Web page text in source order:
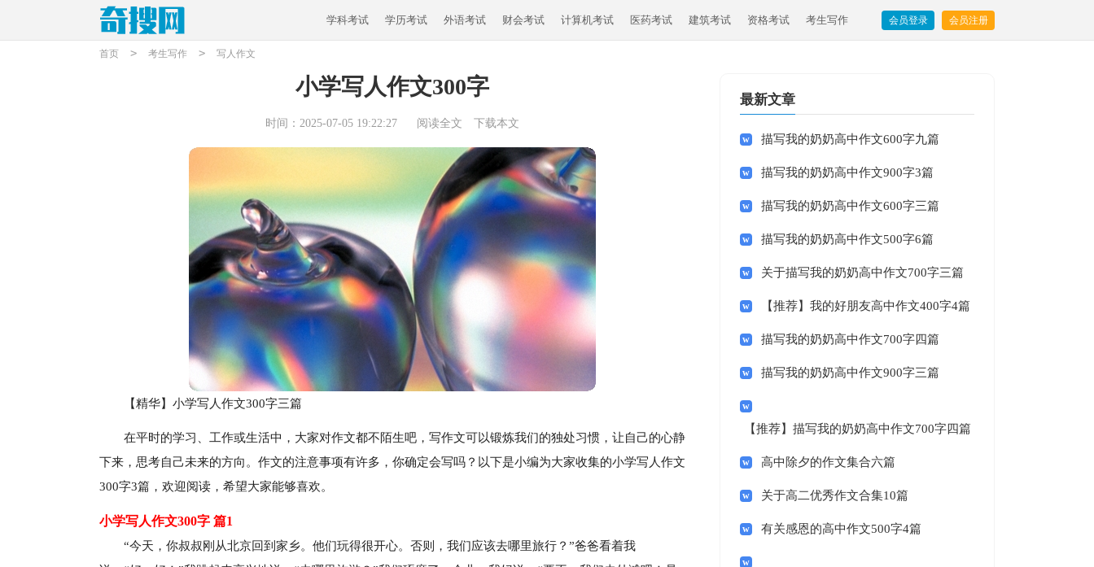
学科考试 学历考试 外语考试 财会考试 计算机考试 医药考试 建筑考试 资格考试 考生写作 会员登录 会员注册
首页 > 考生写作 > 写人作文
小学写人作文300字
时间：2025-07-05 19:22:27 阅读全文 下载本文
【精华】小学写人作文300字三篇
在平时的学习、工作或生活中，大家对作文都不陌生吧，写作文可以锻炼我们的独处习惯，让自己的心静
下来，思考自己未来的方向。作文的注意事项有许多，你确定会写吗？以下是小编为大家收集的小学写人作文
300字3篇，欢迎阅读，希望大家能够喜欢。
小学写人作文300字 篇1
“今天，你叔叔刚从北京回到家乡。他们玩得很开心。否则，我们应该去哪里旅行？”爸爸看着我
最新文章
描写我的奶奶高中作文600字九篇
描写我的奶奶高中作文900字3篇
描写我的奶奶高中作文600字三篇
描写我的奶奶高中作文500字6篇
关于描写我的奶奶高中作文700字三篇
【推荐】我的好朋友高中作文400字4篇
描写我的奶奶高中作文700字四篇
描写我的奶奶高中作文900字三篇
【推荐】描写我的奶奶高中作文700字四篇
高中除夕的作文集合六篇
关于高二优秀作文合集10篇
有关感恩的高中作文500字4篇